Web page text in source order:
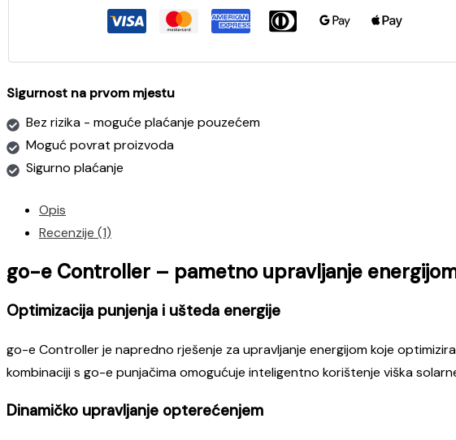
Sigurnost na prvom mjestu
Bez rizika - moguće plaćanje pouzećem
Moguć povrat proizvoda
Sigurno plaćanje
Opis
Recenzije (1)
go-e Controller – pametno upravljanje
Optimizacija punjenja i ušteda energije
go-e Controller je napredno rješenje za upravljanje energijom koje
kombinaciji s go-e punjačima omogućuje inteligentno korištenje viška
Dinamičko upravljanje opterećenjem